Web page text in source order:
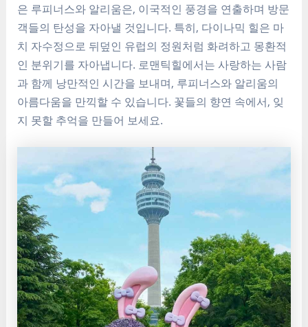
은 루피너스와 알리움은, 이국적인 풍경을 연출하며 방문
객들의 탄성을 자아낼 것입니다. 특히, 다이나믹 힐은 마
치 자수정으로 뒤덮인 유럽의 정원처럼 화려하고 몽환적
인 분위기를 자아냅니다. 로맨틱힐에서는 사랑하는 사람
과 함께 낭만적인 시간을 보내며, 루피너스와 알리움의
아름다움을 만끽할 수 있습니다. 꽃들의 향연 속에서, 잊
지 못할 추억을 만들어 보세요.